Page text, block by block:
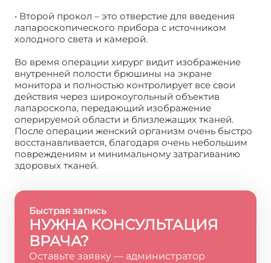
• Второй прокол – это отверстие для введения
лапароскопического прибора с источником
холодного света и камерой.
Во время операции хирург видит изображение
внутренней полости брюшины на экране
монитора и полностью контролирует все свои
действия через широкоугольный объектив
лапароскопа, передающий изображение
оперируемой области и близлежащих тканей.
После операции женский организм очень быстро
восстанавливается, благодаря очень небольшим
повреждениям и минимальному затрагиванию
здоровых тканей.
Быстрая запись
НУЖНА КОНСУЛЬТАЦИЯ
ВРАЧА?
Оставьте заявку — администратор